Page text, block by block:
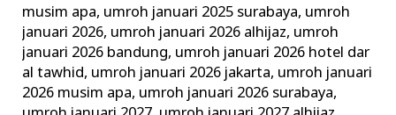
musim apa, umroh januari 2025 surabaya, umroh
januari 2026, umroh januari 2026 alhijaz, umroh
januari 2026 bandung, umroh januari 2026 hotel dar
al tawhid, umroh januari 2026 jakarta, umroh januari
2026 musim apa, umroh januari 2026 surabaya,